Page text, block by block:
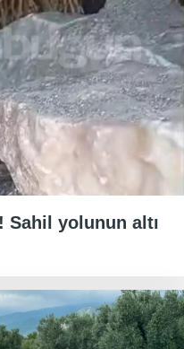
Sahil yolunun altı